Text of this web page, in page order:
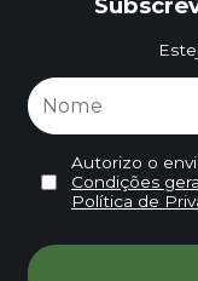
Autorizo o
Condições
Política de